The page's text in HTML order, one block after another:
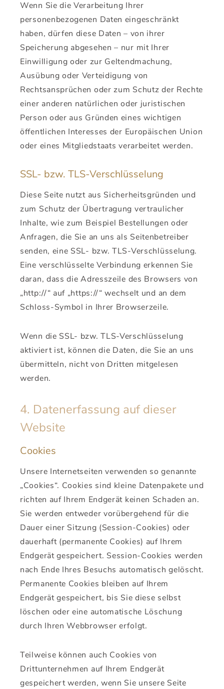
Wenn Sie die Verarbeitung Ihrer
personenbezogenen Daten eingeschränkt
haben, dürfen diese Daten – von ihrer
Speicherung abgesehen – nur mit Ihrer
Einwilligung oder zur Geltendmachung,
Ausübung oder Verteidigung von
Rechtsansprüchen oder zum Schutz der Rechte
einer anderen natürlichen oder juristischen
Person oder aus Gründen eines wichtigen
öffentlichen Interesses der Europäischen Union
oder eines Mitgliedstaats verarbeitet werden.
SSL- bzw. TLS-Verschlüsselung
Diese Seite nutzt aus Sicherheitsgründen und
zum Schutz der Übertragung vertraulicher
Inhalte, wie zum Beispiel Bestellungen oder
Anfragen, die Sie an uns als Seitenbetreiber
senden, eine SSL- bzw. TLS-Verschlüsselung.
Eine verschlüsselte Verbindung erkennen Sie
daran, dass die Adresszeile des Browsers von
„http://“ auf „https://“ wechselt und an dem
Schloss-Symbol in Ihrer Browserzeile.
Wenn die SSL- bzw. TLS-Verschlüsselung
aktiviert ist, können die Daten, die Sie an uns
übermitteln, nicht von Dritten mitgelesen
werden.
4. Datenerfassung auf dieser
Website
Cookies
Unsere Internetseiten verwenden so genannte
„Cookies“. Cookies sind kleine Datenpakete und
richten auf Ihrem Endgerät keinen Schaden an.
Sie werden entweder vorübergehend für die
Dauer einer Sitzung (Session-Cookies) oder
dauerhaft (permanente Cookies) auf Ihrem
Endgerät gespeichert. Session-Cookies werden
nach Ende Ihres Besuchs automatisch gelöscht.
Permanente Cookies bleiben auf Ihrem
Endgerät gespeichert, bis Sie diese selbst
löschen oder eine automatische Löschung
durch Ihren Webbrowser erfolgt.
Teilweise können auch Cookies von
Drittunternehmen auf Ihrem Endgerät
gespeichert werden, wenn Sie unsere Seite